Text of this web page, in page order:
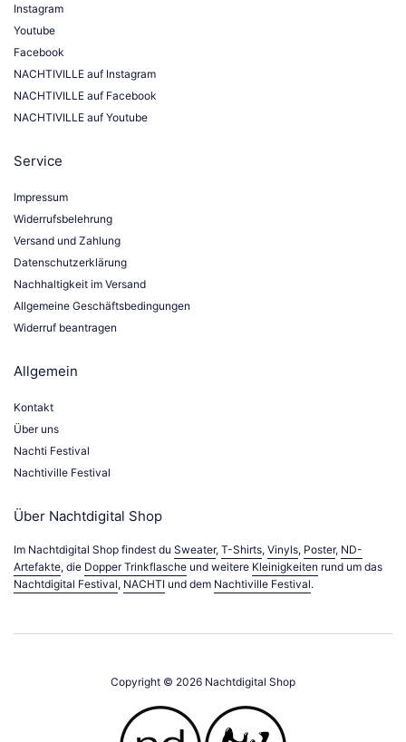
Instagram
Youtube
Facebook
NACHTIVILLE auf Instagram
NACHTIVILLE auf Facebook
NACHTIVILLE auf Youtube
Service
Impressum
Widerrufsbelehrung
Versand und Zahlung
Datenschutzerklärung
Nachhaltigkeit im Versand
Allgemeine Geschäftsbedingungen
Widerruf beantragen
Allgemein
Kontakt
Über uns
Nachti Festival
Nachtiville Festival
Über Nachtdigital Shop
Im Nachtdigital Shop findest du Sweater, T-Shirts, Vinyls, Poster, ND-
Artefakte, die Dopper Trinkflasche und weitere Kleinigkeiten rund um das
Nachtdigital Festival, NACHTI und dem Nachtiville Festival.
Copyright © 2026 Nachtdigital Shop